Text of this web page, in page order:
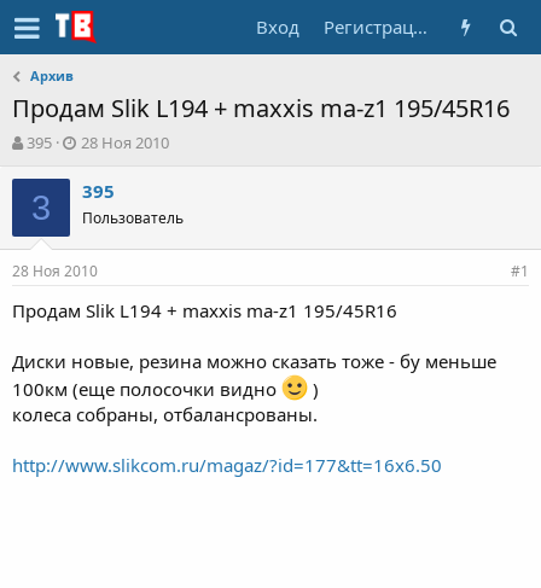
Вход Регистрация
Архив
Продам Slik L194 + maxxis ma-z1 195/45R16
А
т
о
т
е
ы
395
Д
т
н
а
ч
л
28 Ноя 2010
3 395
Пользователь
28 Ноя 2010 #1
Продам Slik L194 + maxxis ma-z1 195/45R16
Диски новые, резина можно сказать тоже - бу меньше
100км (еще полосочки видно
)
колеса собраны, отбалансрованы.
http://www.slikcom.ru/magaz/?id=177&tt=16x6.50